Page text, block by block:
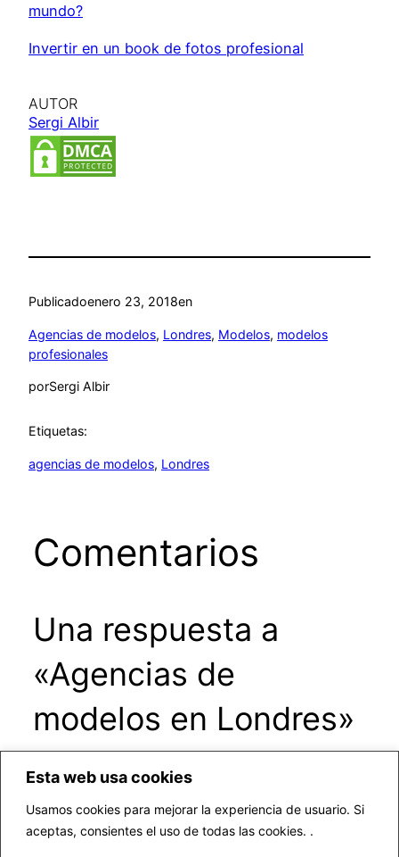
Esta web usa cookies
Usamos cookies para mejorar la experiencia de usuario. Si
aceptas, consientes el uso de todas las cookies. .
mundo?
Invertir en un book de fotos profesional
AUTOR
Sergi Albir
Publicadoenero 23, 2018en
Agencias de modelos, Londres, Modelos, modelos
profesionales
porSergi Albir
Etiquetas:
agencias de modelos, Londres
Comentarios
Una respuesta a
«Agencias de
modelos en Londres»